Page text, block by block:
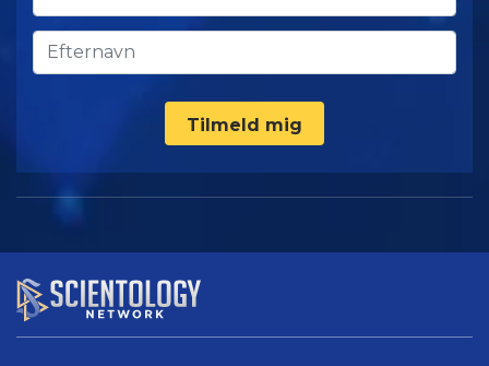
Tilmeld mig